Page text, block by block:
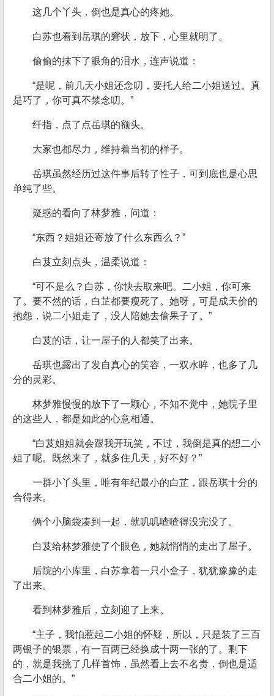
这几个丫头，倒也是真心的疼她。
白苏也看到岳琪的窘状，放下，心里就明了。
偷偷的抹下了眼角的泪水，连声说道：
“是呢，前几天小姐还念叨，要托人给二小姐送过。真
是巧了，你可真不禁念叨。”
纤指，点了点岳琪的额头。
大家也都尽力，维持着当初的样子。
岳琪虽然经历过这件事后转了性子，可到底也是心思
单纯了些。
疑惑的看向了林梦雅，问道：
“东西？姐姐还寄放了什么东西么？”
白芨立刻点头，温柔说道：
“可不是么？白苏，你快去取来吧。二小姐，你可来
了。要不然的话，白芷都要瘦死了。她呀，可是成天价的
抱怨，说二小姐走了，没人陪她去偷果子了。”
白芨的话，让一屋子的人都笑了出来。
岳琪也露出了发自真心的笑容，一双水眸，也多了几
分的灵彩。
林梦雅慢慢的放下了一颗心，不知不觉中，她院子里
的这些人，都是如此的心意相通。
“白芨姐姐就会跟我开玩笑，不过，我倒是真的想二小
姐了呢。既然来了，就多住几天，好不好？”
一群小丫头里，唯有年纪最小的白芷，跟岳琪十分的
合得来。
俩个小脑袋凑到一起，就叽叽喳喳得没完没了。
白芨给林梦雅使了个眼色，她就悄悄的走出了屋子。
后院的小库里，白苏拿着一只小盒子，犹犹豫豫的走
了出来。
看到林梦雅后，立刻迎了上来。
“主子，我怕惹起二小姐的怀疑，所以，只是装了三百
两银子的银票，有一百两已经换成十两一张的了。剩下
的，就是我挑了几样首饰，虽然看上去不名贵，倒也是适
合二小姐的。”